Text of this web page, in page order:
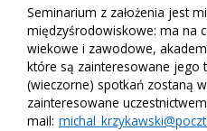
Seminarium z założenia jest
międzyśrodowiskowe: ma na
wiekowe i zawodowe,
które są zainteresowane jego
(wieczorne) spotkań zostaną
zainteresowane
mail: